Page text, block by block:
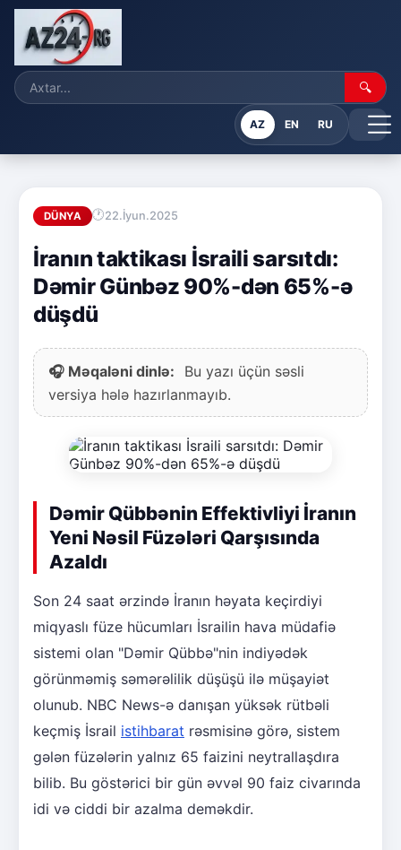
🔍
AZ EN RU
DÜNYA 22.İyun.2025
İranın taktikası İsraili sarsıtdı:
Dəmir Günbəz 90%-dən 65%-ə
düşdü
🎧 Məqaləni dinlə:
Bu yazı üçün səsli
versiya hələ hazırlanmayıb.
Dəmir Qübbənin Effektivliyi İranın
Yeni Nəsil Füzələri Qarşısında
Azaldı
Son 24 saat ərzində İranın həyata keçirdiyi
miqyaslı füze hücumları İsrailin hava müdafiə
sistemi olan "Dəmir Qübbə"nin indiyədək
görünməmiş səmərəlilik düşüşü ilə müşayiət
olunub. NBC News-ə danışan yüksək rütbəli
keçmiş İsrail istihbarat rəsmisinə görə, sistem
gələn füzələrin yalnız 65 faizini neytrallaşdıra
bilib. Bu göstərici bir gün əvvəl 90 faiz civarında
idi və ciddi bir azalma deməkdir.